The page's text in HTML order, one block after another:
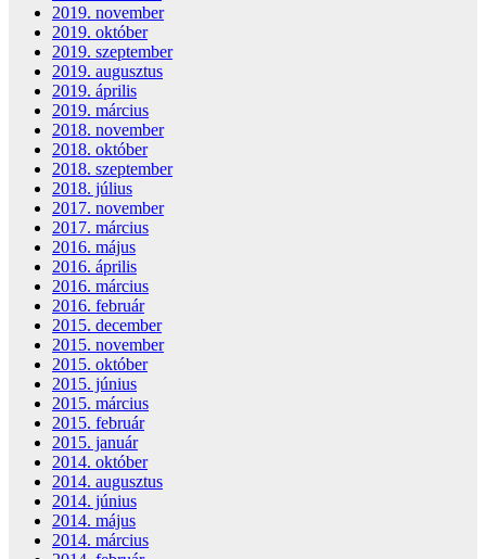
2019. november
2019. október
2019. szeptember
2019. augusztus
2019. április
2019. március
2018. november
2018. október
2018. szeptember
2018. július
2017. november
2017. március
2016. május
2016. április
2016. március
2016. február
2015. december
2015. november
2015. október
2015. június
2015. március
2015. február
2015. január
2014. október
2014. augusztus
2014. június
2014. május
2014. március